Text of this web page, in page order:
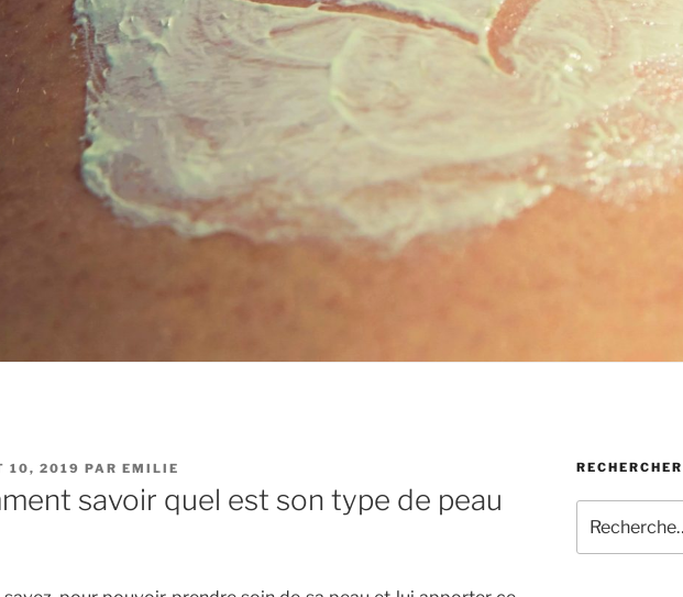
10, 2019 PAR EMILIE
savoir quel est son type de peau
RECHERCHER
pour
: